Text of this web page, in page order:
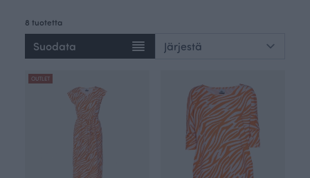
8 tuotetta
Suodata
OUTLET